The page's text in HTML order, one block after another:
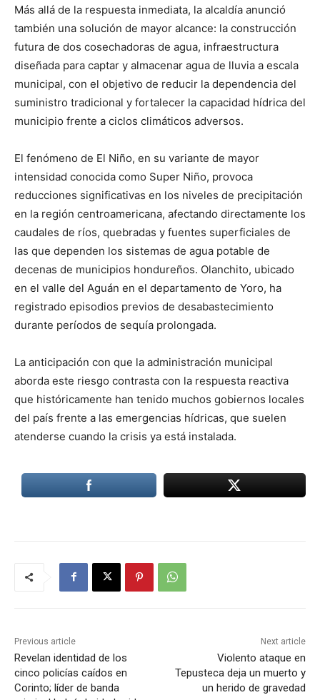
Más allá de la respuesta inmediata, la alcaldía anunció
también una solución de mayor alcance: la construcción
futura de dos cosechadoras de agua, infraestructura
diseñada para captar y almacenar agua de lluvia a escala
municipal, con el objetivo de reducir la dependencia del
suministro tradicional y fortalecer la capacidad hídrica del
municipio frente a ciclos climáticos adversos.
El fenómeno de El Niño, en su variante de mayor
intensidad conocida como Super Niño, provoca
reducciones significativas en los niveles de precipitación
en la región centroamericana, afectando directamente los
caudales de ríos, quebradas y fuentes superficiales de
las que dependen los sistemas de agua potable de
decenas de municipios hondureños. Olanchito, ubicado
en el valle del Aguán en el departamento de Yoro, ha
registrado episodios previos de desabastecimiento
durante períodos de sequía prolongada.
La anticipación con que la administración municipal
aborda este riesgo contrasta con la respuesta reactiva
que históricamente han tenido muchos gobiernos locales
del país frente a las emergencias hídricas, que suelen
atenderse cuando la crisis ya está instalada.
Previous article
Revelan identidad de los
cinco policías caídos en
Corinto; líder de banda
Next article
Violento ataque en
Tepusteca deja un muerto y
un herido de gravedad